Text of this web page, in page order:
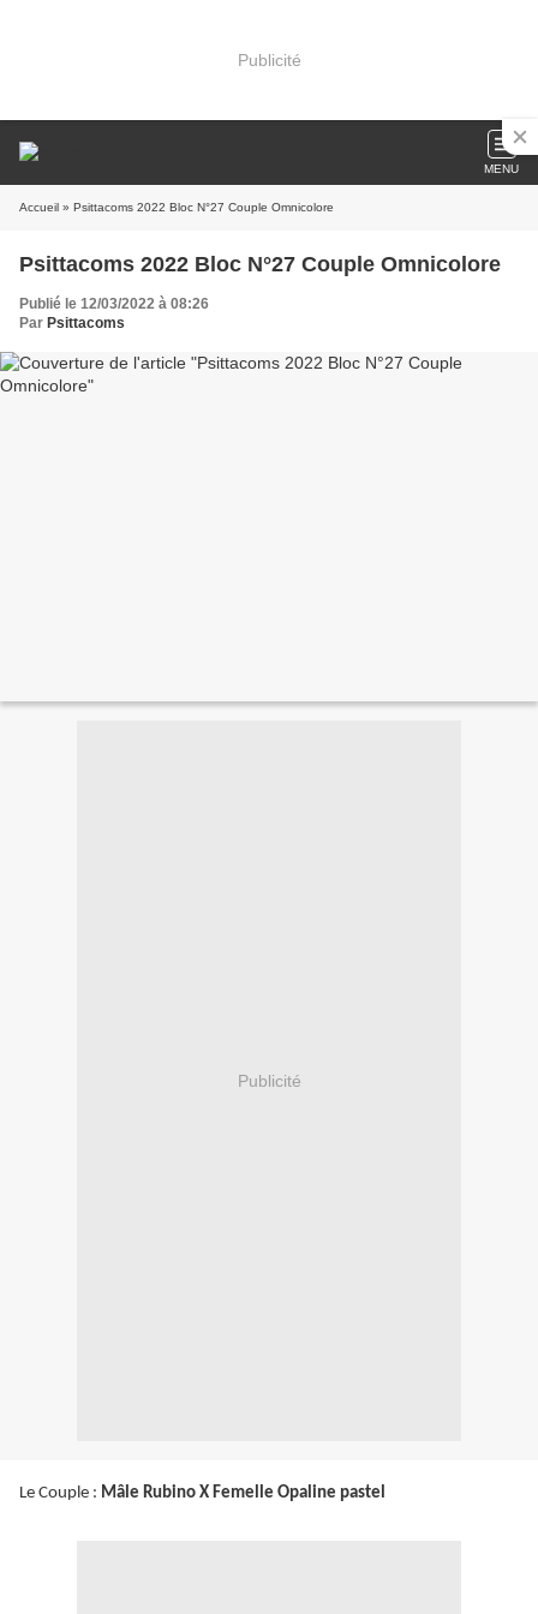
Publicité
MENU
Accueil » Psittacoms 2022 Bloc N°27 Couple Omnicolore
Psittacoms 2022 Bloc N°27 Couple Omnicolore
Publié le 12/03/2022 à 08:26
Par Psittacoms
Publicité
Le Couple : Mâle Rubino X Femelle Opaline pastel